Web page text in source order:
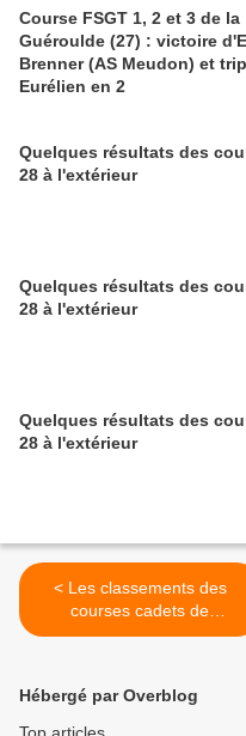
Course FSGT 1, 2 et 3 de la
Guéroulde (27) : victoire
Brenner (AS Meudon) et
Eurélien en 2
Quelques résultats des
28 à l'extérieur
Quelques résultats des
28 à l'extérieur
Quelques résultats des
28 à l'extérieur
< Les classements des
courses cadets de
Marsauceux (28) du 10
Hébergé par Overblog